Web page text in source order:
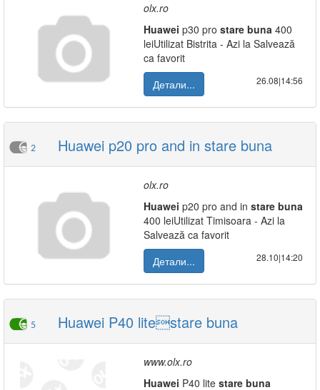
olx.ro
Huawei p30 pro stare buna 400
leiUtilizat Bistrita - Azi la Salvează
ca favorit
Детали...
26.08|14:56
2 Huawei p20 pro and in stare buna
olx.ro
Huawei p20 pro and in stare buna
400 leiUtilizat Timisoara - Azi la
Salvează ca favorit
Детали...
28.10|14:20
5 Huawei P40 litestare buna
www.olx.ro
Huawei P40 lite stare buna